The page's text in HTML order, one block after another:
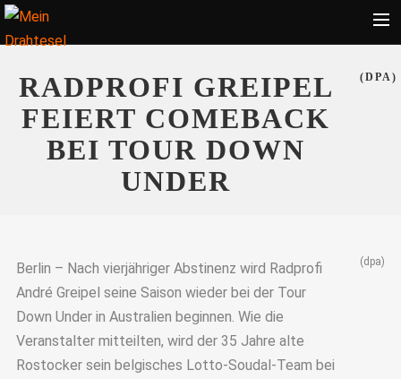
Suche
RADPROFI GREIPEL
FEIERT COMEBACK
BEI TOUR DOWN
UNDER
(DPA)
Berlin – Nach vierjähriger Abstinenz wird Radprofi
André Greipel seine Saison wieder bei der Tour
Down Under in Australien beginnen. Wie die
Veranstalter mitteilten, wird der 35 Jahre alte
Rostocker sein belgisches Lotto-Soudal-Team bei
(dpa)